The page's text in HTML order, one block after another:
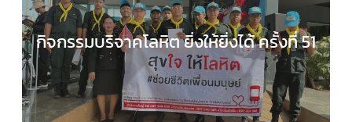
กิจกรรมบริจาคโลหิต ยิ่งให้ยิ่งได้ ครั้งที่ 51
กลุ่มบริหารงานทั่วไป, กิจกรรมของเรา, กิจกรรมนักเ
, ข่าวประชาสัมพันธ์